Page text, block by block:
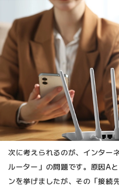
次に考えられるのが、インター
ルーター」の問題です。原因A
ンを挙げましたが、その「接続